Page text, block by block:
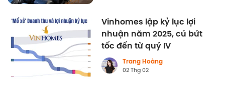
Vinhomes lập kỷ lục lợi
nhuận năm 2025, cú bứt
tốc đến từ quý IV
Trang Hoàng
02 Thg 02